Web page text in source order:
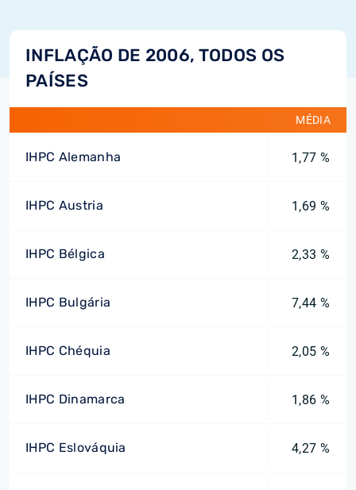
INFLAÇÃO DE 2006, TODOS OS
PAÍSES
MÉDIA
IHPC Alemanha 1,77 %
IHPC Austria 1,69 %
IHPC Bélgica 2,33 %
IHPC Bulgária 7,44 %
IHPC Chéquia 2,05 %
IHPC Dinamarca 1,86 %
IHPC Eslováquia 4,27 %